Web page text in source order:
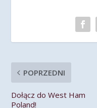
POPRZEDNI
Dołącz do West Ham
Poland!